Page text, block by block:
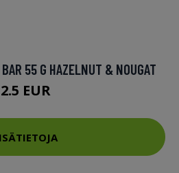
55 G HAZELNUT & NOUGAT
2.5 EUR